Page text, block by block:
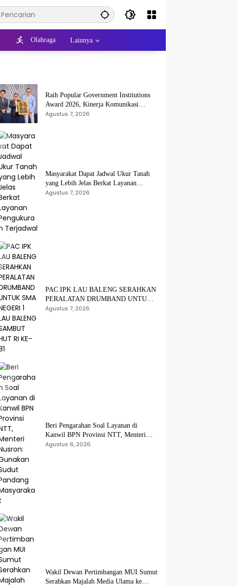
Olahraga Lainnya
Raih Popular Government Institutions
Award 2026, Kinerja Komunikasi
Publik Kementerian ATR/BPN Kembali
Agustus 7, 2026
Masyarakat Dapat Jadwal Ukur Tanah
yang Lebih Jelas Berkat Layanan
Pengukuran Terjadwal
Agustus 7, 2026
PAC IPK LAU BALENG SERAHKAN
PERALATAN DRUMBAND UNTUK
SMA NEGERI 1 LAU BALENG
Agustus 7, 2026
Beri Pengarahan Soal Layanan di
Kanwil BPN Provinsi NTT, Menteri
Nusron: Gunakan Sudut Pandang
Agustus 6, 2026
Wakil Dewan Pertimbangan MUI Sumut
Serahkan Majalah Media Ulama ke